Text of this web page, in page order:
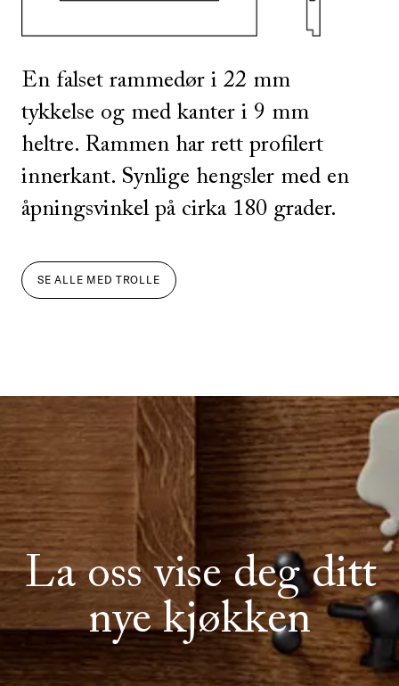
En falset rammedør i 22 mm
tykkelse og med kanter i 9 mm
heltre. Rammen har rett profilert
innerkant. Synlige hengsler med en
åpningsvinkel på cirka 180 grader.
SE ALLE MED TROLLE
La oss vise deg ditt
nye kjøkken